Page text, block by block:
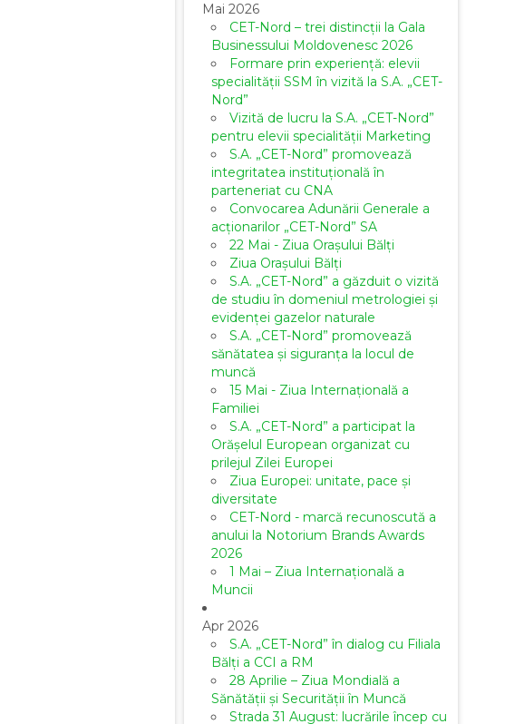
Mai 2026
CET-Nord – trei distincții la Gala
Businessului Moldovenesc 2026
Formare prin experiență: elevii
specialității SSM în vizită la S.A. „CET-
Nord”
Vizită de lucru la S.A. „CET-Nord”
pentru elevii specialității Marketing
S.A. „CET-Nord” promovează
integritatea instituțională în
parteneriat cu CNA
Convocarea Adunării Generale a
acționarilor „CET-Nord” SA
22 Mai - Ziua Orașului Bălți
Ziua Orașului Bălți
S.A. „CET-Nord” a găzduit o vizită
de studiu în domeniul metrologiei și
evidenței gazelor naturale
S.A. „CET-Nord” promovează
sănătatea și siguranța la locul de
muncă
15 Mai - Ziua Internațională a
Familiei
S.A. „CET-Nord” a participat la
Orășelul European organizat cu
prilejul Zilei Europei
Ziua Europei: unitate, pace și
diversitate
CET-Nord - marcă recunoscută a
anului la Notorium Brands Awards
2026
1 Mai – Ziua Internațională a
Muncii
Apr 2026
S.A. „CET-Nord” în dialog cu Filiala
Bălți a CCI a RM
28 Aprilie – Ziua Mondială a
Sănătății și Securității în Muncă
Strada 31 August: lucrările încep cu